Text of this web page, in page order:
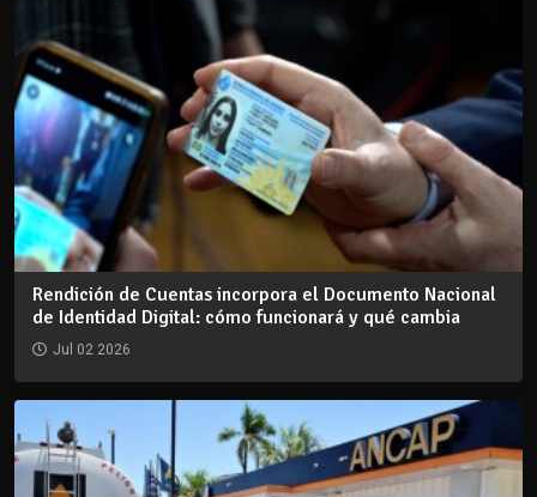
Rendición de Cuentas incorpora el Documento Nacional
de Identidad Digital: cómo funcionará y qué cambia
Jul 02 2026